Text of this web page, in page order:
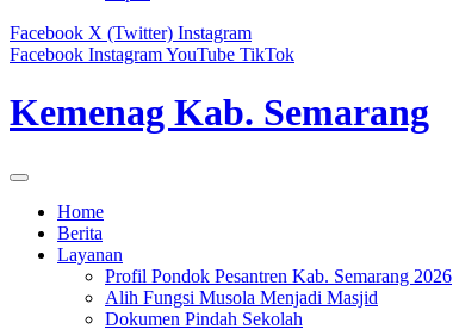
Facebook X (Twitter) Instagram
Facebook InstagramYouTube TikTok
Kemenag Kab. Semarang
Home
Berita
Layanan
Profil Pondok Pesantren Kab. Semarang 2026
Alih Fungsi Musola Menjadi Masjid
Dokumen Pindah Sekolah